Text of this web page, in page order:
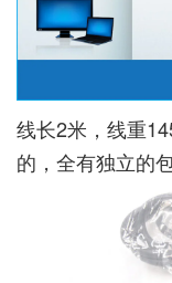
线长2米，线重
的，全有独立的包